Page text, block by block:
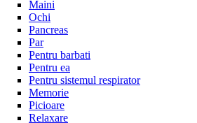
Maini
Ochi
Pancreas
Par
Pentru barbati
Pentru ea
Pentru sistemul respirator
Memorie
Picioare
Relaxare